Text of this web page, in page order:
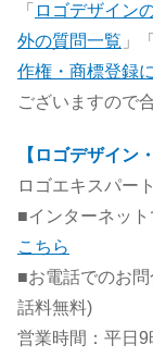
「 ロゴデザイン
外の質問一覧 」「
作権・商標登録
ございますので
【ロゴデザイン
ロゴエキスパー
■インターネッ
こちら
■お電話でのお
話料無料)
営業時間：平日